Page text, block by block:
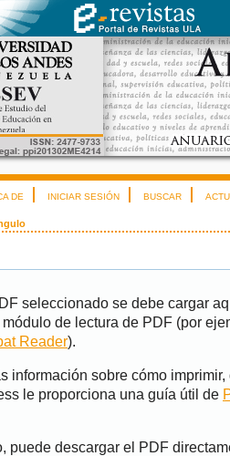
DE INICIAR SESIÓN BUSCAR
seleccionado se debe cargar
de lectura de PDF (por
Reader).
información sobre cómo
le proporciona una guía útil de
puede descargar el PDF